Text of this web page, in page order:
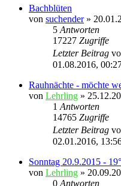
Bachblüten
von suchender»
5 Antworten
17227 Zugriffe
Letzter Beitrag
01.08.2016,
Rauhnächte - möchte
von Lehrling »
1 Antworten
14765 Zugriffe
Letzter Beitrag
02.01.2016,
Sonntag 20.9.2015 -
von Lehrling »
0 Antworten